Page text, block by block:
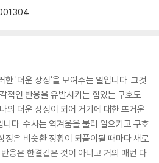
한 '더운 상징'을 보여주는 일입니다. 그것
적인 반응을 유발시키는 힘있는 구호도
의 더운 상징이 되어 거기에 대한 뜨거운
다. 수사는 역겨움을 불러 일으키고 구호
징은 비슷환 정황이 되풀이될 때마다 새로
응은 한결같은 것이 아니고 거의 매번 다